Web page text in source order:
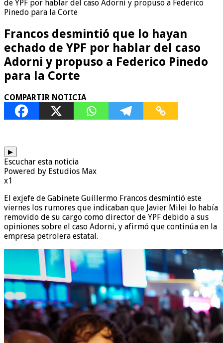
de YPF por hablar del caso Adorni y propuso a Federico
Pinedo para la Corte
Francos desmintió que lo hayan
echado de YPF por hablar del caso
Adorni y propuso a Federico Pinedo
para la Corte
COMPARTIR NOTICIA
▶
Escuchar esta noticia
Powered by Estudios Max
x1
El exjefe de Gabinete Guillermo Francos desmintió este
viernes los rumores que indicaban que Javier Milei lo había
removido de su cargo como director de YPF debido a sus
opiniones sobre el caso Adorni, y afirmó que continúa en la
empresa petrolera estatal.